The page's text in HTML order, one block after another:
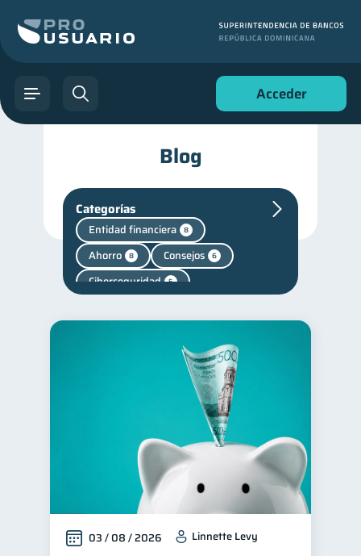
Acceder
Blog
Categorías
Entidad financiera 8
Ahorro 8 Consejos 6
Ciberseguridad 5
44
Educación financiera
Finanzas para jóvenes
Control de deudas
Finanzas familiares 25
Inclusión financiera 22
03 / 08 / 2026 Linnette Levy